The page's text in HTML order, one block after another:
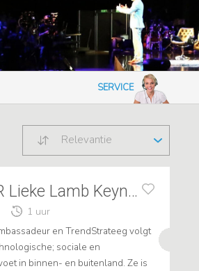
SERVICE
Relevantie
TRENDWATCHER Lieke Lamb Keynote Dagvz+AI
1 uur
en TrendStrateeg volgt
sociale en
in binnen- en buitenland. Ze is